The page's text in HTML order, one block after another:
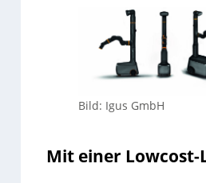
Bild: Igus GmbH
Mit einer Lowcost-